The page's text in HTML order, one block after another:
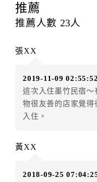
提出申辦不得異動訂單
每筆訂單異動限定
辦理取消退款。
房者應補足差額。（限
房者不得要求退其差額
五、保留住宿權益(
．訂房者因故辦理訂
．訂房者使用「保留住
件放棄訂單（住宿權
推薦
推薦人數 23人
張XX
2019-11-09 02:55:52
這次入住墨竹民宿～
物很友善的店家覺得
入住。
黃XX
2018-09-25